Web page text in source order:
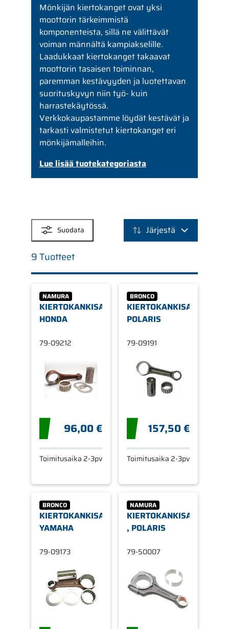
Mönkijän kiertokanget ovat yksi
moottorin tärkeimmistä
komponenteista, sillä ne välittävät
voiman männältä kampiakselille.
Laadukkaat kiertokanget takaavat
moottorin tasaisen toiminnan,
paremman kestävyyden ja luotettavan
suorituskyvyn niin työ- kuin
harrastekäytössä.
Verkkokaupastamme löydät kestävät ja
tarkasti valmistetut kiertokanget eri
mönkijämalleihin.
Lue lisää tuotekategoriasta
Suodata Järjestä
9 Tuotteet
NAMURA
KIERTOKANKISARJA,
HONDA
79-09212
96,00 €
Toimitusaika 2-3pv
BRONCO
KIERTOKANKISARJA,
POLARIS
79-09191
157,50 €
Toimitusaika 2-3pv
BRONCO
KIERTOKANKISARJA,
YAMAHA
79-09173
NAMURA
KIERTOKANKISARJA,
, POLARIS
79-50007